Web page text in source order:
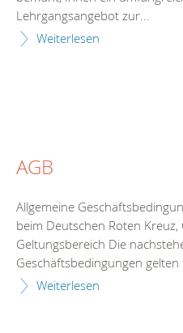
Lehrgangsangebot zur...
Weiterlesen
AGB
Allgemeine
beim Deutschen Roten
Geltungsbereich Die
Geschäftsbedingungen gelten
Weiterlesen